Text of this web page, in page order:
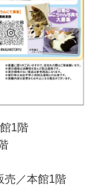
1階
売／本館1階